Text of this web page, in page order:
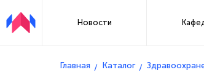
Новости
Главная Каталог